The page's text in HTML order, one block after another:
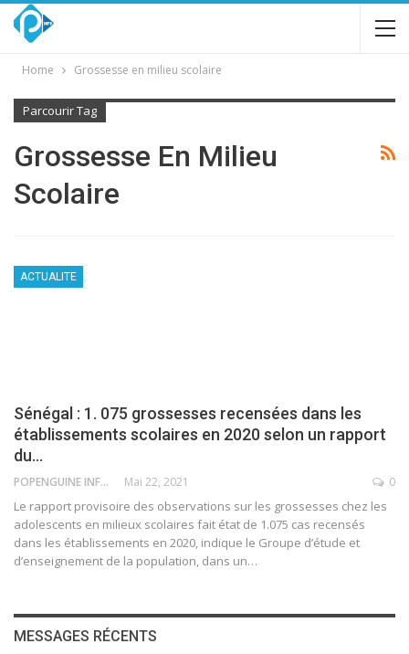
Home Grossesse en milieu scolaire
Parcourir Tag
Grossesse En Milieu
Scolaire
ACTUALITE
Sénégal : 1. 075 grossesses recensées dans les
établissements scolaires en 2020 selon un rapport
du…
POPENGUINE INFO Mai 22, 2021 0
Le rapport provisoire des observations sur les grossesses chez les
adolescents en milieux scolaires fait état de 1.075 cas recensés
dans les établissements en 2020, indique le Groupe d’étude et
d’enseignement de la population, dans un…
MESSAGES RÉCENTS